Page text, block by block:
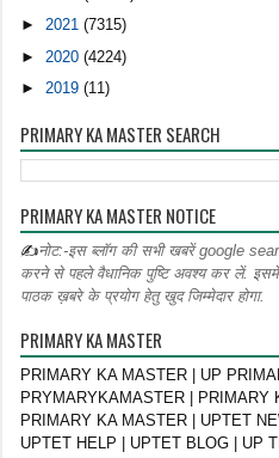
►2021(7315)
► 2020(4224)
► 2019(11)
PRIMARY KA MASTER SEARCH
PRIMARY KA MASTER NOTICE
✍नोट:-इस ब्लॉग की सभी खबरें google
करने से पहले वैधानिक पुष्टि अवश्य कर लें. इसमें
पाठक ख़बरे के प्रयोग हेतु खुद जिम्मेदार होगा.
PRIMARY KA MASTER
PRIMARY KA MASTER | UP
PRYMARYKAMASTER | PRIMARY
PRIMARY KA MASTER | UPTET
UPTET HELP | UPTET BLOG | UP